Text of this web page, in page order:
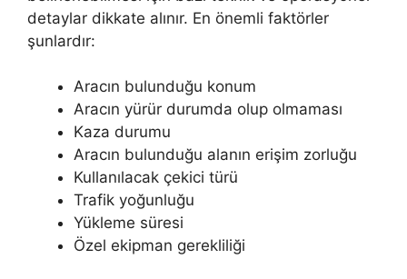
detaylar dikkate alınır. En önemli faktörler
şunlardır:
Aracın bulunduğu konum
Aracın yürür durumda olup olmaması
Kaza durumu
Aracın bulunduğu alanın erişim zorluğu
Kullanılacak çekici türü
Trafik yoğunluğu
Yükleme süresi
Özel ekipman gerekliliği